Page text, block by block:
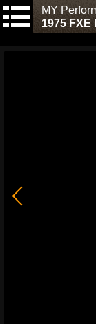
MY
1975 FXE